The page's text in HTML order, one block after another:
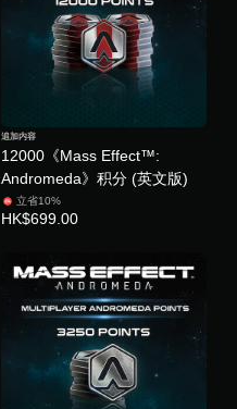
12000《Mass Effect™:
Andromeda》积分 (英文版)
追加内容
立省10%
HK$699.00